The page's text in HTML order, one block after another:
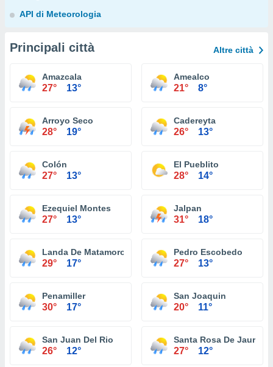
API di Meteorologia
Principali città Altre città
Amazcala
27° 13°
Amealco
21° 8°
Arroyo Seco
28° 19°
Cadereyta
26° 13°
Colón
27° 13°
El Pueblito
28° 14°
Ezequiel Montes
27° 13°
Jalpan
31° 18°
Landa De Matamoros
29° 17°
Pedro Escobedo
27° 13°
Penamiller
30° 17°
San Joaquin
20° 11°
San Juan Del Rio
26° 12°
Santa Rosa De Jauregui
27° 12°